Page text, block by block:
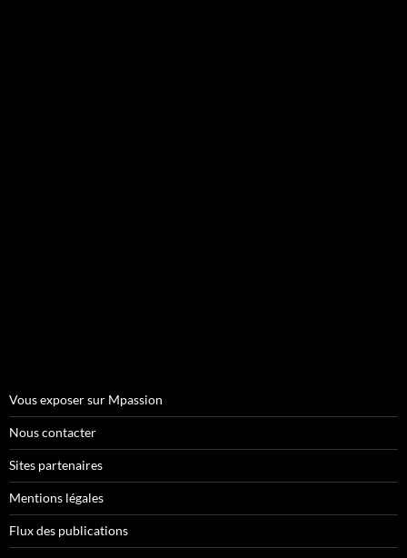
Vous exposer sur Mpassion
Nous contacter
Sites partenaires
Mentions légales
Flux des publications